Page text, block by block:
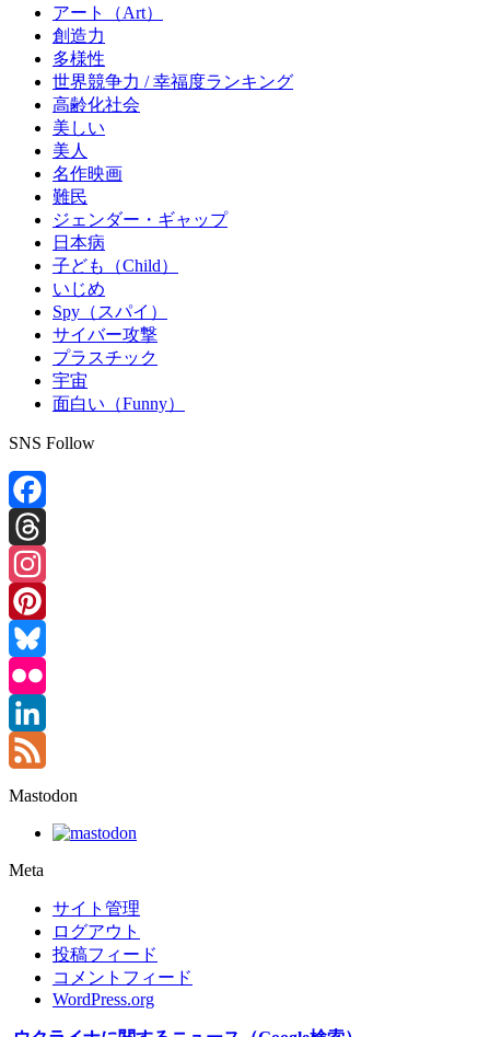
アート（Art）
創造力
多様性
世界競争力 / 幸福度ランキング
高齢化社会
美しい
美人
名作映画
難民
ジェンダー・ギャップ
日本病
子ども（Child）
いじめ
Spy（スパイ）
サイバー攻撃
プラスチック
宇宙
面白い（Funny）
SNS Follow
Facebook
Threads
Instagram
Pinterest
Bluesky
Flickr
LinkedIn
Feed
Mastodon
Meta
サイト管理
ログアウト
投稿フィード
コメントフィード
WordPress.org